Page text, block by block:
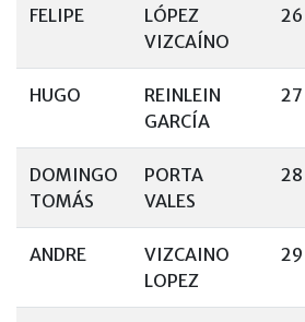
FELIPE
LÓPEZ
VIZCAÍNO
26
HUGO
REINLEIN
GARCÍA
27
DOMINGO
TOMÁS
PORTA
VALES
28
ANDRE
VIZCAINO
LOPEZ
29